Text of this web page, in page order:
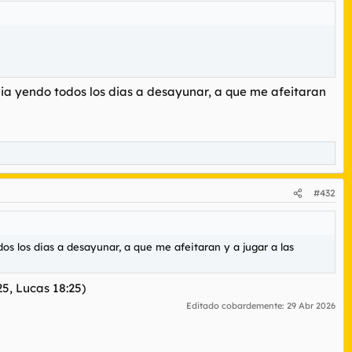
yendo todos los dias a desayunar, a que me afeitaran
#432
los dias a desayunar, a que me afeitaran y a jugar a las
Lucas 18:25)
Editado cobardemente: 29 Abr 2026